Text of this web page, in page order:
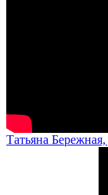
Татьяна